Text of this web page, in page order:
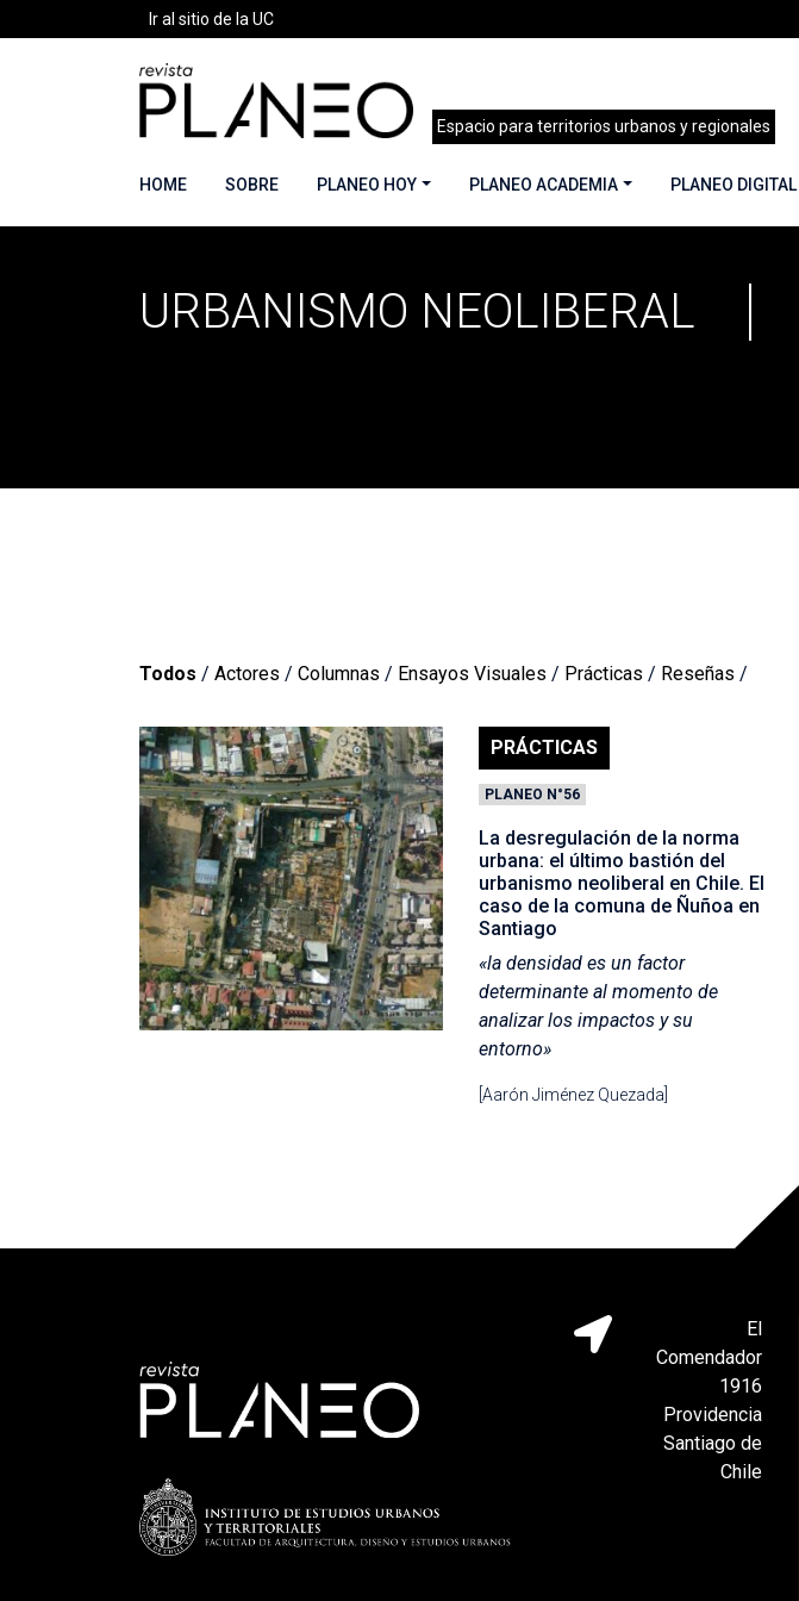
Ir al sitio de la UC
Espacio para territorios urbanos y regionales
HOME SOBRE PLANEO HOY PLANEO ACADEMIA PLANEO DIGITAL
Portada »Urbanismo Neoliberal
URBANISMO NEOLIBERAL
Todos / Actores / Columnas / Ensayos Visuales / Prácticas / Reseñas /
PRÁCTICAS
PLANEO N°56
La desregulación de la norma
urbana: el último bastión del
urbanismo neoliberal en Chile. El
caso de la comuna de Ñuñoa en
Santiago
«la densidad es un factor
determinante al momento de
analizar los impactos y su
entorno»
[Aarón Jiménez Quezada]
El
Comendador
1916
Providencia
Santiago de
Chile